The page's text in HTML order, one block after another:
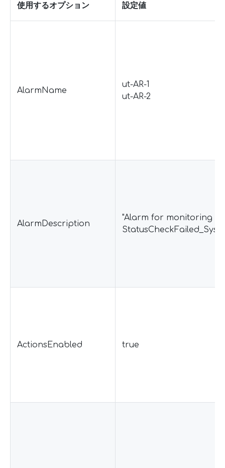
使用するオプション 設定値
AlarmName
ut-AR-1
ut-AR-2
AlarmDescription
"Alarm for monitoring
ActionsEnabled true